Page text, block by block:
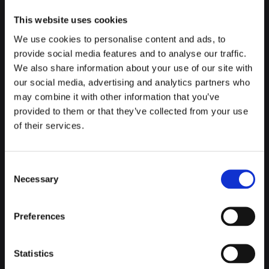
This website uses cookies
We use cookies to personalise content and ads, to
provide social media features and to analyse our traffic.
We also share information about your use of our site with
our social media, advertising and analytics partners who
may combine it with other information that you’ve
provided to them or that they’ve collected from your use
of their services.
Selection
Necessary
Preferences
Statistics
probar algunos de sus grandes éxitos como el Balius Milk
Punch, Tecla Fizz o Sambac.
Para que veas de qué palo van, los domingos tienen música
jazz en directo, así que imagínate; buena música, bebida
inmejorable, ambiente muy guay y en El Poblenou, el mejor
barrio de Barcelona.
MADAME GEORGE LOUNGE BAR
Venga ya está bien de estar relajado y de chill, vamos a darle
un poco de alegría a esos cuerpos. Aunque le demos más
ritmo, no significa que perdamos ni un ápice de elegancia,
por favor.